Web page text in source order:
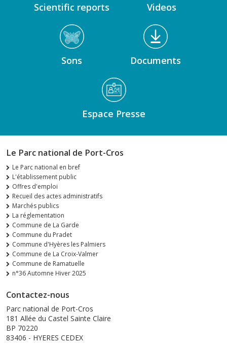
Scientific reports Videos
Sons Documents
Espace Presse
Le Parc national de Port-Cros
Le Parc national en bref
L'établissement public
Offres d'emploi
Recueil des actes administratifs
Marchés publics
La réglementation
Commune de La Garde
Commune du Pradet
Commune d'Hyères les Palmiers
Commune de La Croix-Valmer
Commune de Ramatuelle
n°36 Automne Hiver 2025
Contactez-nous
Parc national de Port-Cros
181 Allée du Castel Sainte Claire
BP 70220
83406 - HYERES CEDEX